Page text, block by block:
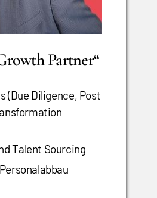
Partner“
(Due Diligence, Post
Talent Sourcing